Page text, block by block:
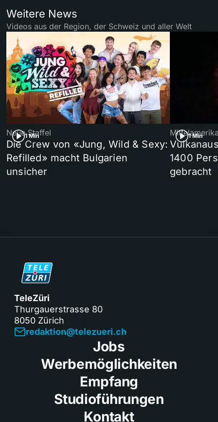
Weitere News
Videos aus der Region, der Schweiz und aller Welt
1 Min
Neue Staffel
Die Crew von «Jung, Wild & Sexy:
Refilled» macht Bulgarien
unsicher
1 Min
1400
gebracht
TeleZüri
Thurgauerstrasse 80
8050 Zürich
redaktion@telezueri.ch
Jobs
Werbemöglichkeiten
Empfang
Studioführungen
Kontakt